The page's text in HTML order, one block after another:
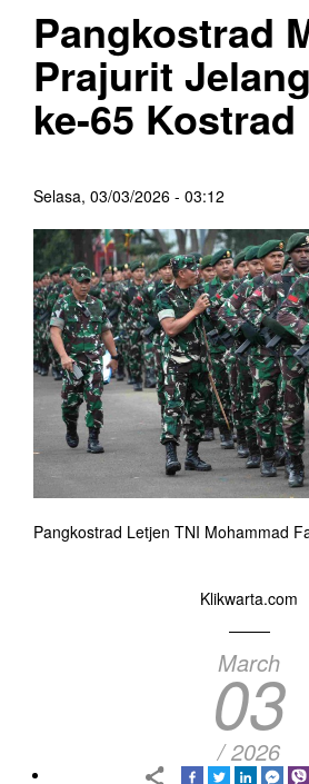
Pangkostrad
Prajurit
ke-65 Kostrad
Selasa, 03/03/2026 - 03:12
Pangkostrad Letjen TNI Mohammad
Klikwarta.com
March
03
/ 2026